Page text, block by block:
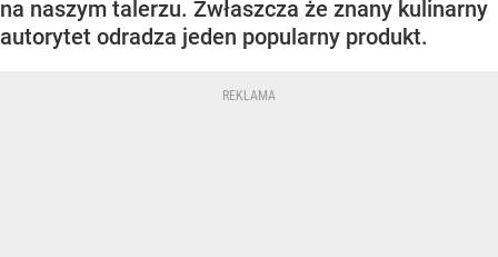
na naszym talerzu. Zwłaszcza że znany kulinarny
autorytet odradza jeden popularny produkt.